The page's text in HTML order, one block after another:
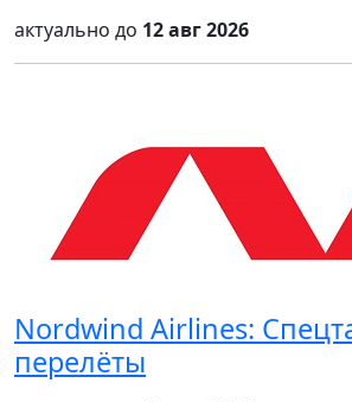
актуально до 12 авг 2026
Nordwind Airlines:
перелёты